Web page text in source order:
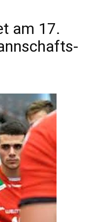
am 17.